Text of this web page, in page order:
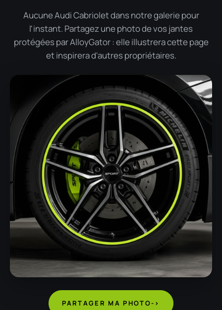
Aucune Audi Cabriolet dans notre galerie pour
l'instant. Partagez une photo de vos jantes
protégées par AlloyGator : elle illustrera cette page
et inspirera d'autres propriétaires.
PARTAGER MA PHOTO->